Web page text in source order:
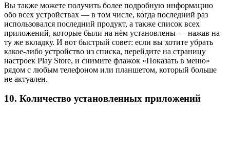
Вы также можете получить более подробную информацию
обо всех устройствах — в том числе, когда последний раз
использовался последний продукт, а также список всех
приложений, которые были на нём установлены — нажав на
ту же вкладку. И вот быстрый совет: если вы хотите убрать
какое-либо устройство из списка, перейдите на страницу
настроек Play Store, и снимите флажок «Показать в меню»
рядом с любым телефоном или планшетом, который больше
не актуален.
10. Количество установленных приложений